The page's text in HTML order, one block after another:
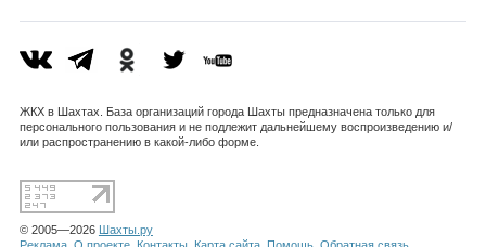
ЖКХ в Шахтах. База организаций города Шахты предназначена только для
персонального пользования и не подлежит дальнейшему воспроизведению и/
или распространению в какой-либо форме.
© 2005—2026 Шахты.ру